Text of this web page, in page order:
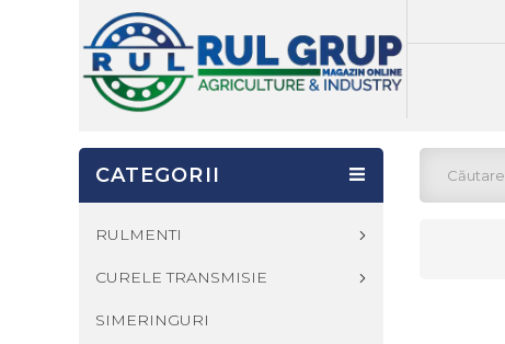
CATEGORII
RULMENTI
CURELE TRANSMISIE
SIMERINGURI